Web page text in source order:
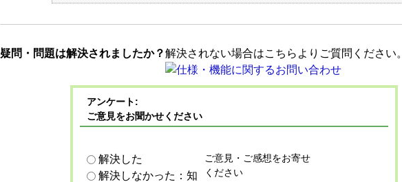
疑問・問題は解決されましたか？解決されない場合はこちらよりご質問ください。
アンケート:
ご意見をお聞かせください
解決した
解決しなかった：知
ご意見・ご感想をお寄せ
ください